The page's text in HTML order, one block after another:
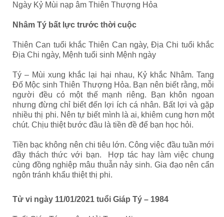
Ngày Kỷ Mùi nạp âm Thiên Thượng Hỏa
Nhâm Tý bất lực trước thời cuộc
Thiên Can tuổi khắc Thiên Can ngày, Địa Chi tuổi khắc
Địa Chi ngày, Mệnh tuổi sinh Mệnh ngày
Tý – Mùi xung khắc lại hại nhau, Kỷ khắc Nhâm. Tang
Đố Mộc sinh Thiên Thượng Hỏa. Bạn nên biết rằng, mỗi
người đều có một thế mạnh riêng. Bạn khôn ngoan
nhưng đừng chỉ biết đến lợi ích cá nhân. Bất lợi và gặp
nhiều thị phi. Nên tự biết mình là ai, khiêm cung hơn một
chút. Chịu thiệt bước đầu là tiền đề để bạn học hỏi.
Tiền bạc không nên chi tiêu lớn. Công việc đầu tuần mới
đầy thách thức với bạn. Hợp tác hay làm việc chung
cùng đồng nghiệp mâu thuẫn nảy sinh. Gia đạo nên cẩn
ngôn tránh khẩu thiệt thị phi.
Tử vi ngày 11/01/2021 tuổi Giáp Tý – 1984